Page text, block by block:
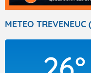
TOUS
METEO TREVENEUC